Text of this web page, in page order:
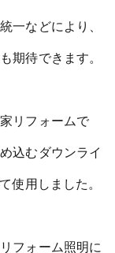
一などにより、
期待できます。
リフォームで
込むダウンライ
使用しました。
フォーム照明に